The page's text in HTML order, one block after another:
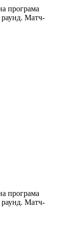
програма
Матч-
програма
Матч-